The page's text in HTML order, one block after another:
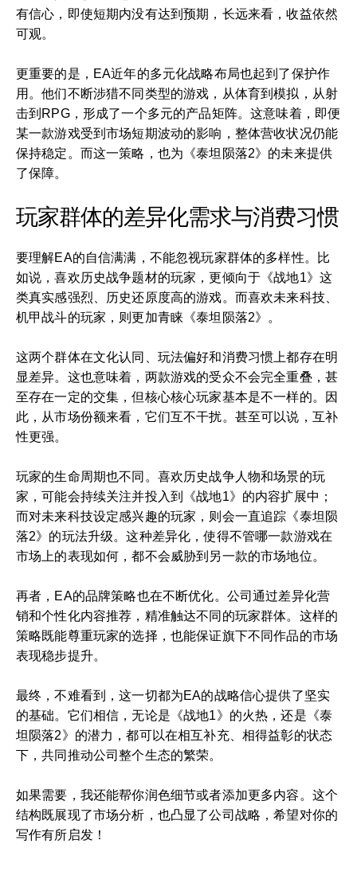
有信心，即使短期内没有达到预期，长远来看，收益依然
可观。
更重要的是，EA近年的多元化战略布局也起到了保护作
用。他们不断涉猎不同类型的游戏，从体育到模拟，从射
击到RPG，形成了一个多元的产品矩阵。这意味着，即便
某一款游戏受到市场短期波动的影响，整体营收状况仍能
保持稳定。而这一策略，也为《泰坦陨落2》的未来提供
了保障。
玩家群体的差异化需求与消费习惯
要理解EA的自信满满，不能忽视玩家群体的多样性。比
如说，喜欢历史战争题材的玩家，更倾向于《战地1》这
类真实感强烈、历史还原度高的游戏。而喜欢未来科技、
机甲战斗的玩家，则更加青睐《泰坦陨落2》。
这两个群体在文化认同、玩法偏好和消费习惯上都存在明
显差异。这也意味着，两款游戏的受众不会完全重叠，甚
至存在一定的交集，但核心核心玩家基本是不一样的。因
此，从市场份额来看，它们互不干扰。甚至可以说，互补
性更强。
玩家的生命周期也不同。喜欢历史战争人物和场景的玩
家，可能会持续关注并投入到《战地1》的内容扩展中；
而对未来科技设定感兴趣的玩家，则会一直追踪《泰坦陨
落2》的玩法升级。这种差异化，使得不管哪一款游戏在
市场上的表现如何，都不会威胁到另一款的市场地位。
再者，EA的品牌策略也在不断优化。公司通过差异化营
销和个性化内容推荐，精准触达不同的玩家群体。这样的
策略既能尊重玩家的选择，也能保证旗下不同作品的市场
表现稳步提升。
最终，不难看到，这一切都为EA的战略信心提供了坚实
的基础。它们相信，无论是《战地1》的火热，还是《泰
坦陨落2》的潜力，都可以在相互补充、相得益彰的状态
下，共同推动公司整个生态的繁荣。
如果需要，我还能帮你润色细节或者添加更多内容。这个
结构既展现了市场分析，也凸显了公司战略，希望对你的
写作有所启发！